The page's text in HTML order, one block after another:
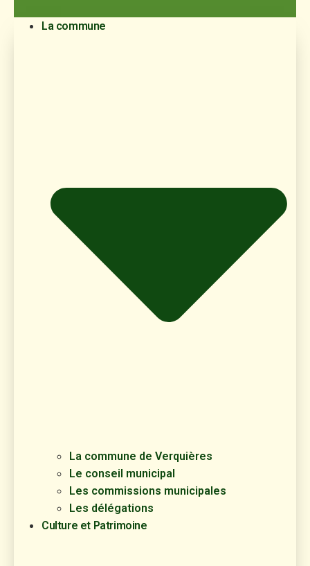
La commune
La commune de Verquières
Le conseil municipal
Les commissions municipales
Les délégations
Culture et Patrimoine